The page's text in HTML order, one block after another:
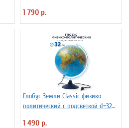
1 790 р.
Глобус Земли Classic физико-
политический с подсветкой d=32
1 490 р.